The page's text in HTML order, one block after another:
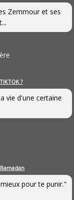
Zemmour et ses
?
vie d'une certaine
pour te punir."